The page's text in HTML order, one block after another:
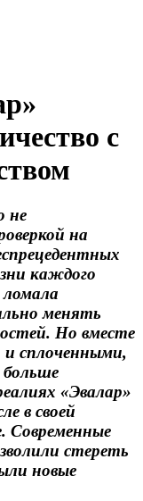
с
не
на
каждого
менять
Но вместе
сплоченными,
больше
«Эвалар»
в своей
Современные
стереть
новые